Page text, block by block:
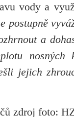
vody a
postupně
a
nosných
jejich